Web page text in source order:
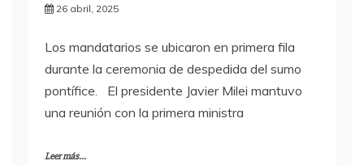
26 abril, 2025
Los mandatarios se ubicaron en primera fila
durante la ceremonia de despedida del sumo
pontífice. El presidente Javier Milei mantuvo
una reunión con la primera ministra
Leer más...